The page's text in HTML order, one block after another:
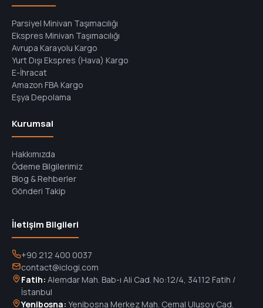
Parsiyel Minivan Taşımacılığı
Ekspres Minivan Taşımacılığı
Avrupa Karayolu Kargo
Yurt Dışı Ekspres (Hava) Kargo
E-İhracat
Amazon FBA Kargo
Eşya Depolama
Kurumsal
Hakkımızda
Ödeme Bilgilerimiz
Blog & Rehberler
Gönderi Takip
İletişim Bilgileri
+90 212 400 0037
contact@iclogi.com
Fatih: Alemdar Mah. Bab-ı Ali Cad. No:12/4, 34112 Fatih /
İstanbul
Yenibosna: Yenibosna Merkez Mah. Cemal Ulusoy Cad.